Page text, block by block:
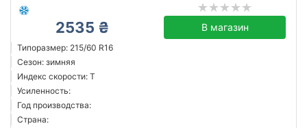
2535 ₴ В магазин
Типоразмер: 215/60 R16
Сезон: зимняя
Индекс скорости: T
Усиленность:
Год производства:
Страна: